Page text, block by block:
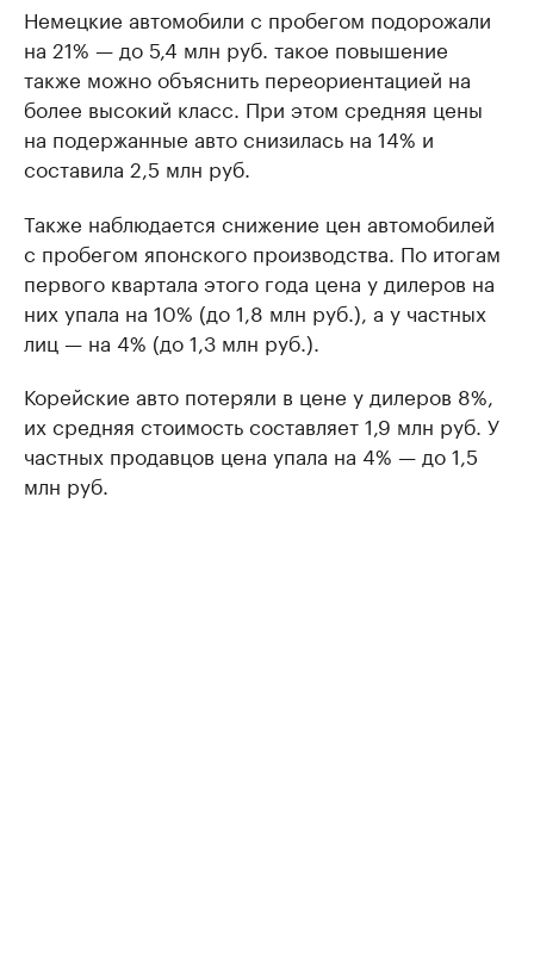
Немецкие автомобили с пробегом подорожали
на 21% — до 5,4 млн руб. такое повышение
также можно объяснить переориентацией на
более высокий класс. При этом средняя цены
на подержанные авто снизилась на 14% и
составила 2,5 млн руб.
Также наблюдается снижение цен автомобилей
с пробегом японского производства. По итогам
первого квартала этого года цена у дилеров на
них упала на 10% (до 1,8 млн руб.), а у частных
лиц — на 4% (до 1,3 млн руб.).
Корейские авто потеряли в цене у дилеров 8%,
их средняя стоимость составляет 1,9 млн руб. У
частных продавцов цена упала на 4% — до 1,5
млн руб.